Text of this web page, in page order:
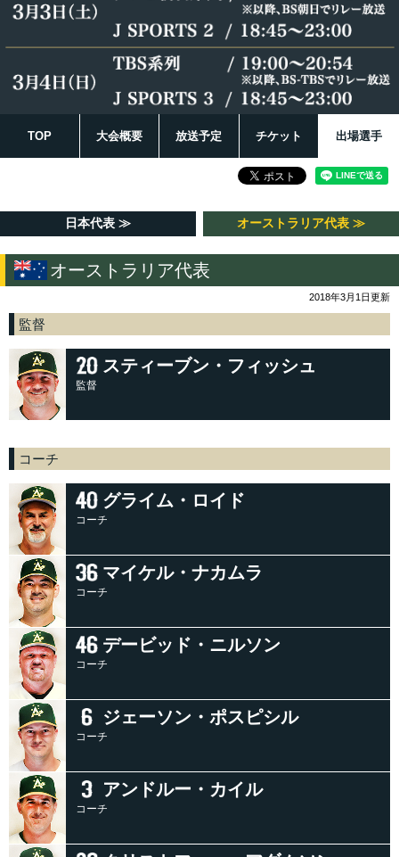
TOP 大会概要 放送予定 チケット 出場選手
日本代表 ≫ オーストラリア代表 ≫
オーストラリア代表
2018年3月1日更新
監督
スティーブン・フィッシュ
監督
コーチ
グライム・ロイド
コーチ
マイケル・ナカムラ
コーチ
デービッド・ニルソン
コーチ
ジェーソン・ポスピシル
コーチ
アンドルー・カイル
コーチ